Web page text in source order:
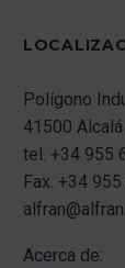
Polígono
41500 Alcalá
tel. +34 955
Fax. +34
Acerca de: